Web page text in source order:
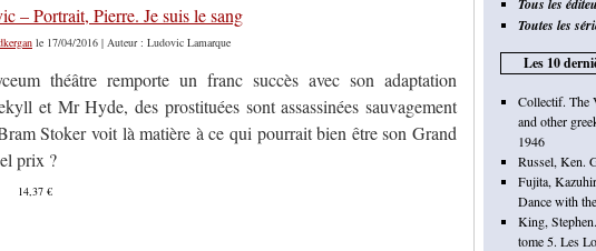
– Portrait, Pierre. Je suis le sang
le 17/04/2016 | Auteur : Ludovic Lamarque
théâtre remporte un franc succès avec son adaptation
et Mr Hyde, des prostituées sont assassinées sauvagement
Stoker voit là matière à ce qui pourrait bien être son Grand
prix ?
14,37 €
Tous les
Toutes les
Les 10
Collectif. The
and other
1946
Russel, Ken.
Fujita,
Dance with
King,
tome 5. Les